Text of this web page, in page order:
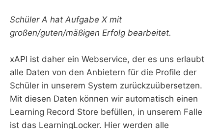
Schüler A hat Aufgabe X mit
großen/guten/mäßigen Erfolg bearbeitet.
xAPI ist daher ein Webservice, der es uns erlaubt
alle Daten von den Anbietern für die Profile der
Schüler in unserem System zurückzuübersetzen.
Mit diesen Daten können wir automatisch einen
Learning Record Store befüllen, in unserem Falle
ist das LearningLocker. Hier werden alle